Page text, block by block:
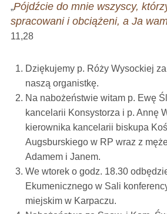
„Pójdźcie do mnie wszyscy,
spracowani i obciążeni, a Ja
11,28
Dziękujemy p. Róży Wysockiej
naszą organistkę.
Na nabożeństwie witam p. Ewę
kancelarii Konsystorza i p. Annę
kierownika kancelarii biskupa
Augsburskiego w RP wraz z
Adamem i Janem.
We wtorek o godz. 18.30
Ekumenicznego w Sali
miejskim w Karpaczu.